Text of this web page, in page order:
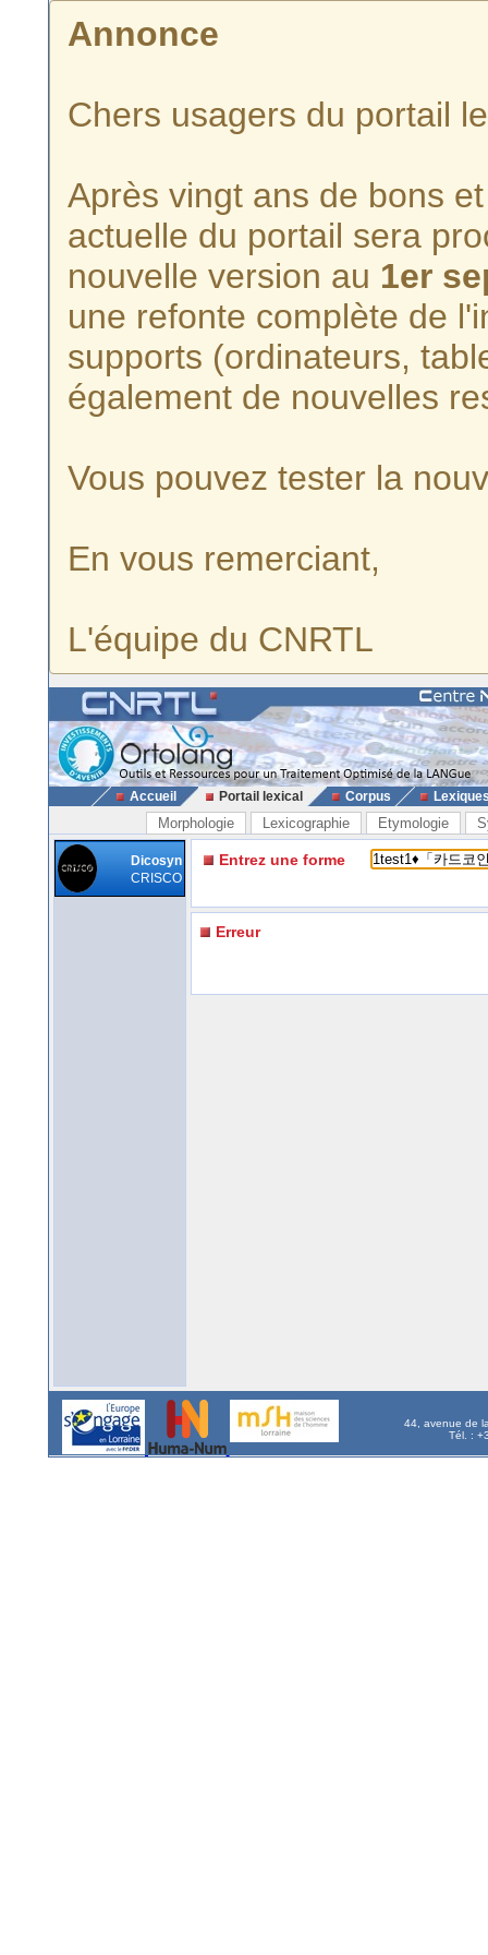
Annonce
Chers usagers du portail
Après vingt ans de bons
actuelle du portail sera
nouvelle version au 1er
une refonte complète de
supports (ordinateurs,
également de nouvelles
Vous pouvez tester la
En vous remerciant,
L'équipe du CNRTL
Accueil Portail lexical Corpus
Morphologie Lexicographie Etymologie
Dicosyn
CRISCO
Entrez une forme
Erreur
44, avenue de
Tél. :